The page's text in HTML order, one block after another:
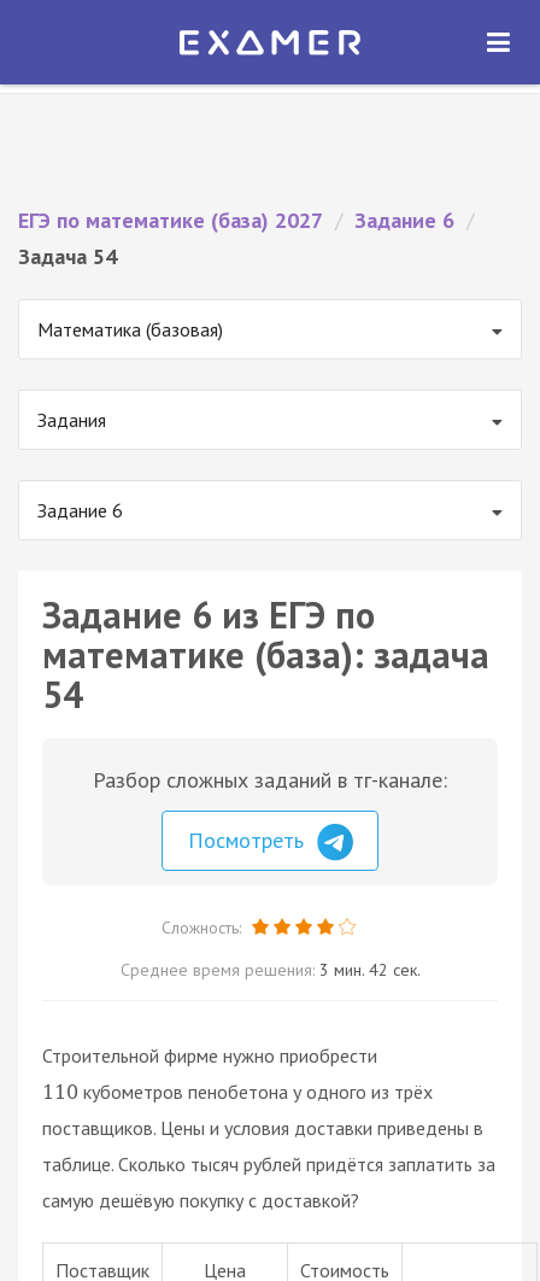
Экзамер — ЕГЭ 2027
ОТКРЫТЬ
ЕГЭ по математике (база) 2027 / Задание 6 /
Задача 54
Математика (базовая)
Задания
Задание 6
Задание 6 из ЕГЭ по
математике (база): задача
54
Разбор сложных заданий в тг-канале:
Посмотреть
Сложность:
Среднее время решения: 3 мин. 42 сек.
Строительной фирме нужно приобрести
110 кубометров пенобетона у одного из трёх
поставщиков. Цены и условия доставки приведены в
таблице. Сколько тысяч рублей придётся заплатить за
самую дешёвую покупку с доставкой?
Поставщик
Цена
Стоимость